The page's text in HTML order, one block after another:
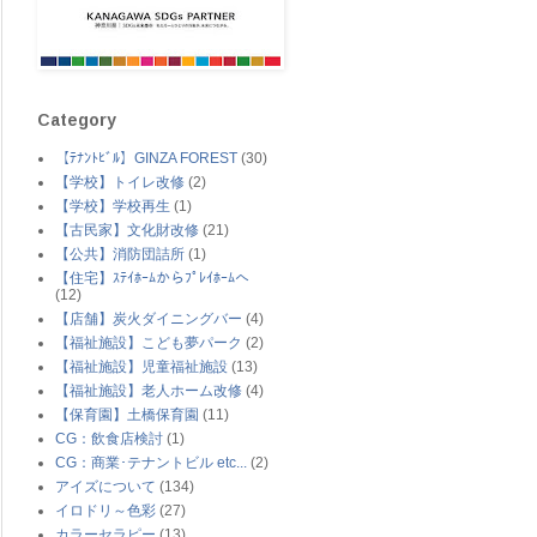
Category
【ﾃﾅﾝﾄﾋﾞﾙ】GINZA FOREST (30)
【学校】トイレ改修 (2)
【学校】学校再生 (1)
【古民家】文化財改修 (21)
【公共】消防団詰所 (1)
【住宅】ｽﾃｲﾎｰﾑからﾌﾟﾚｲﾎｰﾑへ
(12)
【店舗】炭火ダイニングバー (4)
【福祉施設】こども夢パーク (2)
【福祉施設】児童福祉施設 (13)
【福祉施設】老人ホーム改修 (4)
【保育園】土橋保育園 (11)
CG：飲食店検討 (1)
CG：商業･テナントビル etc... (2)
アイズについて (134)
イロドリ～色彩 (27)